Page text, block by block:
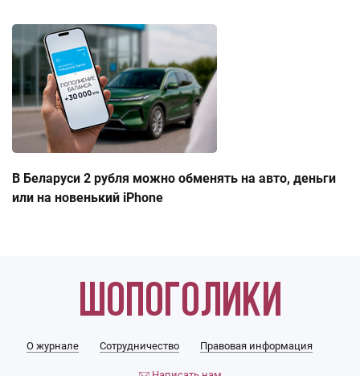
В Беларуси 2 рубля можно обменять на авто, деньги
или на новенький iPhone
О журнале Сотрудничество Правовая информация